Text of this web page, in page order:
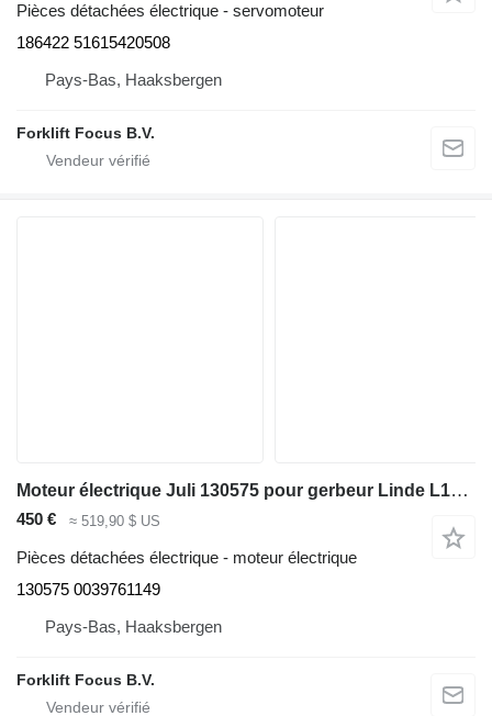
Pièces détachées électrique - servomoteur
186422 51615420508
Pays-Bas, Haaksbergen
Forklift Focus B.V.
Moteur électrique Juli 130575 pour gerbeur Linde L14, Series 1173
450 € ≈ 519,90 $ US
Pièces détachées électrique - moteur électrique
130575 0039761149
Pays-Bas, Haaksbergen
Forklift Focus B.V.